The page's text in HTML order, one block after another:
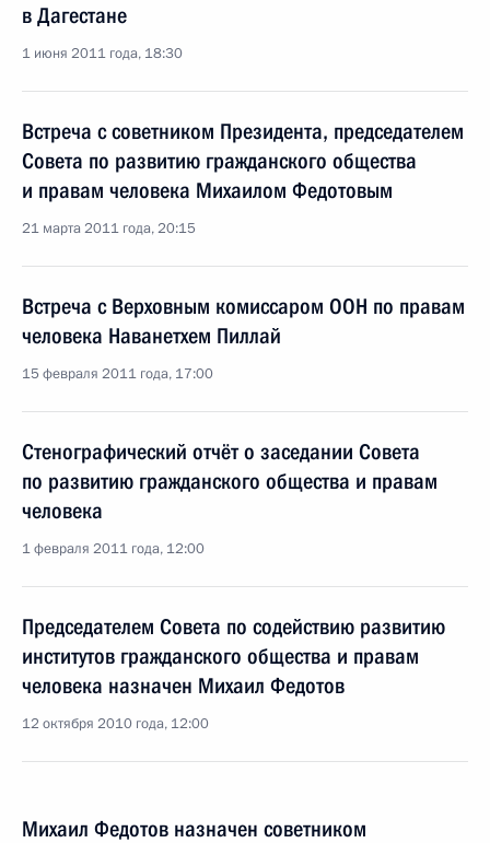
в Дагестане
1 июня 2011 года, 18:30
Встреча с советником Президента, председателем
Совета по развитию гражданского общества
и правам человека Михаилом Федотовым
21 марта 2011 года, 20:15
Встреча с Верховным комиссаром ООН по правам
человека Наванетхем Пиллай
15 февраля 2011 года, 17:00
Стенографический отчёт о заседании Совета
по развитию гражданского общества и правам
человека
1 февраля 2011 года, 12:00
Председателем Совета по содействию развитию
институтов гражданского общества и правам
человека назначен Михаил Федотов
12 октября 2010 года, 12:00
Михаил Федотов назначен советником